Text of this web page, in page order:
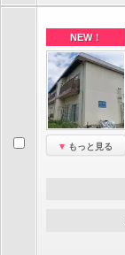
NEW！
もっと見る